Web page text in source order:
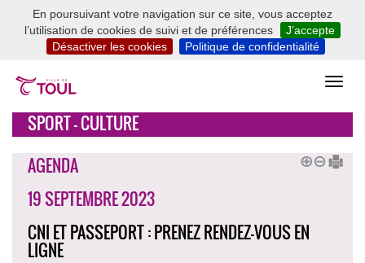
En poursuivant votre navigation sur ce site, vous acceptez
l’utilisation de cookies de suivi et de préférences
J’accepte
Désactiver les cookies
Politique de confidentialité
SPORT - CULTURE
AGENDA
19 SEPTEMBRE 2023
CNI ET PASSEPORT : PRENEZ RENDEZ-VOUS EN
LIGNE